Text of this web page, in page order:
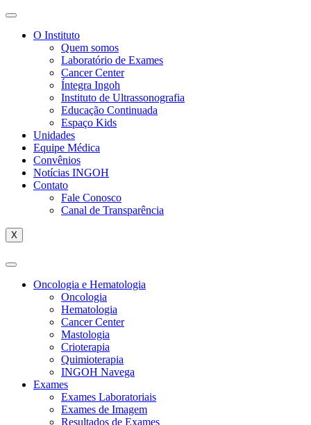
O Instituto
Quem somos
Laboratório de Exames
Cancer Center
Íntegra Ingoh
Instituto de Ultrassonografia
Educação Continuada
Espaço Kids
Unidades
Equipe Médica
Convênios
Notícias INGOH
Contato
Fale Conosco
Canal de Transparência
X
Oncologia e Hematologia
Oncologia
Hematologia
Cancer Center
Mastologia
Crioterapia
Quimioterapia
INGOH Navega
Exames
Exames Laboratoriais
Exames de Imagem
Resultados de Exames